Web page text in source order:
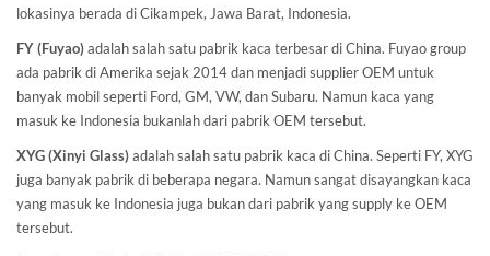
lokasinya berada di Cikampek, Jawa Barat, Indonesia.
FY (Fuyao)adalah salah satu pabrik kaca terbesar di China. Fuyao group
ada pabrik di Amerika sejak 2014 dan menjadi supplier OEM untuk
banyak mobil seperti Ford, GM, VW, dan Subaru. Namun kaca yang
masuk ke Indonesia bukanlah dari pabrik OEM tersebut.
XYG (Xinyi Glass)adalah salah satu pabrik kaca di China. Seperti FY, XYG
juga banyak pabrik di beberapa negara. Namun sangat disayangkan kaca
yang masuk ke Indonesia juga bukan dari pabrik yang supply ke OEM
tersebut.